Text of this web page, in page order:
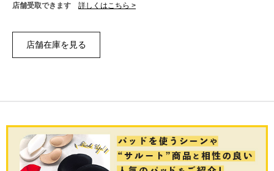
店舗受取できます 詳しくはこちら >